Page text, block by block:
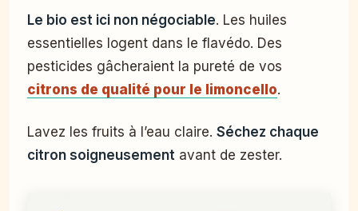
Le bio est ici non négociable. Les huiles
essentielles logent dans le flavédo. Des
pesticides gâcheraient la pureté de vos
citrons de qualité pour le limoncello.
Lavez les fruits à l’eau claire. Séchez chaque
citron soigneusement avant de zester.